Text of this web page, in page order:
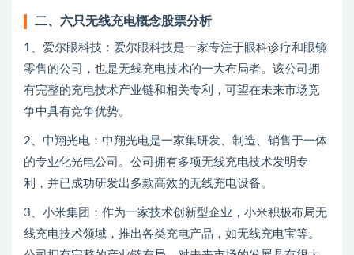
二、六只无线充电概念股票分析
1、爱尔眼科技：爱尔眼科技是一家专注于眼科诊疗和眼镜
零售的公司，也是无线充电技术的一大布局者。该公司拥
有完整的充电技术产业链和相关专利，可望在未来市场竞
争中具有竞争优势。
2、中翔光电：中翔光电是一家集研发、制造、销售于一体
的专业化光电公司。公司拥有多项无线充电技术发明专
利，并已成功研发出多款高效的无线充电设备。
3、小米集团：作为一家技术创新型企业，小米积极布局无
线充电技术领域，推出各类充电产品，如无线充电宝等。